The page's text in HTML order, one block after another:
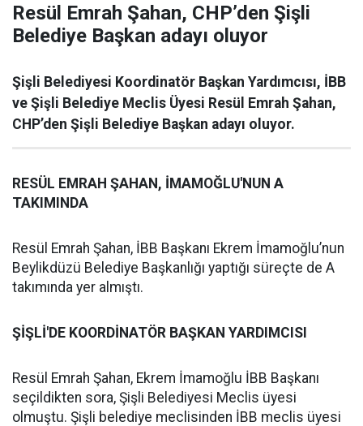
Resül Emrah Şahan, CHP’den Şişli
Belediye Başkan adayı oluyor
Şişli Belediyesi Koordinatör Başkan Yardımcısı, İBB
ve Şişli Belediye Meclis Üyesi Resül Emrah Şahan,
CHP’den Şişli Belediye Başkan adayı oluyor.
RESÜL EMRAH ŞAHAN, İMAMOĞLU'NUN A
TAKIMINDA
Resül Emrah Şahan, İBB Başkanı Ekrem İmamoğlu’nun
Beylikdüzü Belediye Başkanlığı yaptığı süreçte de A
takımında yer almıştı.
ŞİŞLİ'DE KOORDİNATÖR BAŞKAN YARDIMCISI
Resül Emrah Şahan, Ekrem İmamoğlu İBB Başkanı
seçildikten sora, Şişli Belediyesi Meclis üyesi
olmuştu. Şişli belediye meclisinden İBB meclis üyesi